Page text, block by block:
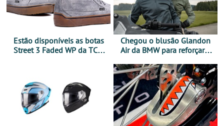
Estão disponíveis as botas
Street 3 Faded WP da TCX
Chegou o blusão Glandon
Air da BMW para reforçar
verão